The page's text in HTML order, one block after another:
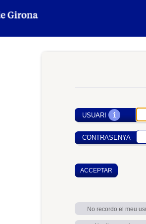
USUARI i
CONTRASENYA
No recordo el meu